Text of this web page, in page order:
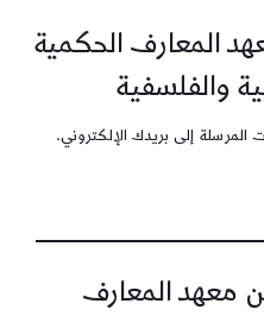
المعارف الحكمية
والفلسفية
إلى بريدك الإلكتروني.
معهد المعارف